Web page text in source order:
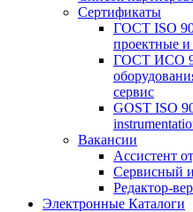
Сертификаты
ГОСТ ISO
проектные и
ГОСТ ИСО
сервис
GOST ISO
Вакансии
Ассистент
Сервисный
Редактор-
Электронные Каталоги